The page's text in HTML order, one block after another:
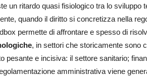
un ritardo quasi fisiologico tra lo sviluppo
quando il diritto si concretizza nella
permette di affrontare e spesso di
, in settori che storicamente sono
pesante e incisiva: il settore sanitario;
amministrativa viene